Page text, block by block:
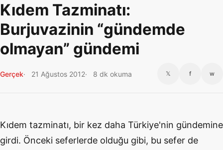
Kıdem Tazminatı:
Burjuvazinin “gündemde
olmayan” gündemi
Gerçek 21 Ağustos 2012 8 dk okuma 𝕏 f w
Kıdem tazminatı, bir kez daha Türkiye'nin gündemine
girdi. Önceki seferlerde olduğu gibi, bu sefer de